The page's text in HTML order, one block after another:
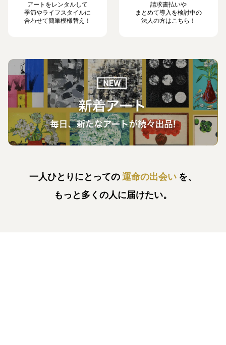
アートをレンタルして
季節やライフスタイルに
合わせて簡単模様替え！
請求書払いや
まとめて導入を検討中の
法人の方はこちら！
一人ひとりにとっての運命の出会い を、
もっと多くの人に届けたい。